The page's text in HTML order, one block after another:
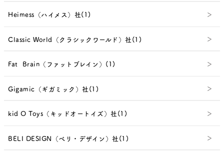
Heimess（ハイメス）社(1)
Classic World（クラシックワールド）社(1)
Fat Brain（ファットブレイン）(1)
Gigamic（ギガミック）社(1)
kid O Toys（キッドオートイズ）社(1)
BELI DESIGN（べリ・デザイン）社(1)